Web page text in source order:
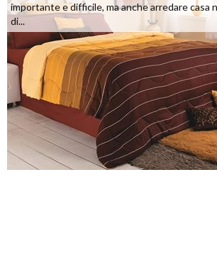
importante e difficile, ma anche arredare casa
di...